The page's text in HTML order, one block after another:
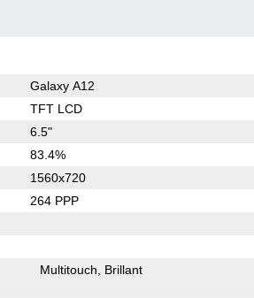
Galaxy A12
TFT LCD
6.5"
83.4%
1560x720
264 PPP
Multitouch Brillant